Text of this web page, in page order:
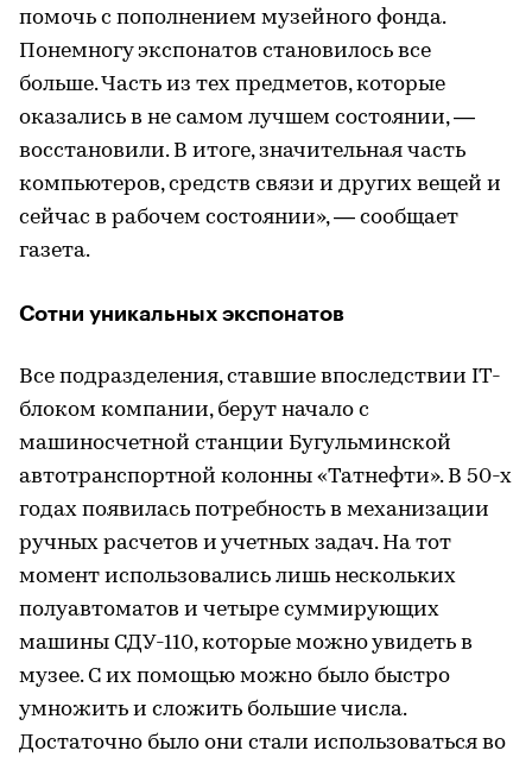
помочь с пополнением музейного фонда.
Понемногу экспонатов становилось все
больше. Часть из тех предметов, которые
оказались в не самом лучшем состоянии, —
восстановили. В итоге, значительная часть
компьютеров, средств связи и других вещей и
сейчас в рабочем состоянии», — сообщает
газета.
Сотни уникальных экспонатов
Все подразделения, ставшие впоследствии IT-
блоком компании, берут начало с
машиносчетной станции Бугульминской
автотранспортной колонны «Татнефти». В 50-х
годах появилась потребность в механизации
ручных расчетов и учетных задач. На тот
момент использовались лишь нескольких
полуавтоматов и четыре суммирующих
машины СДУ-110, которые можно увидеть в
музее. С их помощью можно было быстро
умножить и сложить большие числа.
Достаточно было они стали использоваться во